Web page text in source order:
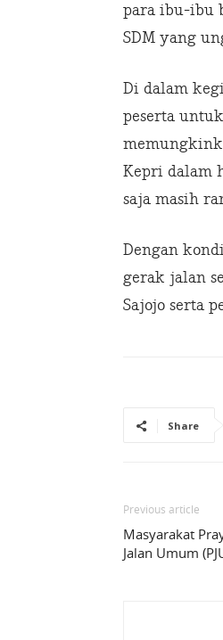
para ibu-ibu
SDM yang
Di dalam
peserta
Kepri dalam
saja masih
Dengan
gerak jalan
Sajojo serta
Share
Previous article
Masyarakat
Jalan Umum